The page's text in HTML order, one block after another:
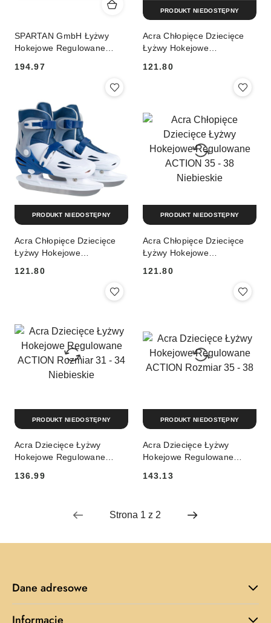
SPARTAN GmbH Łyżwy
Hokejowe Regulowane
Cena:
194.97
Acra Chłopięce Dziecięce
Łyżwy Hokejowe
Niebieskie
Cena:
121.80
PRODUKT NIEDOSTĘPNY
Acra Chłopięce Dziecięce
Łyżwy Hokejowe
34 Niebieskie
Cena:
121.80
PRODUKT NIEDOSTĘPNY
Acra Chłopięce Dziecięce
Łyżwy Hokejowe
38 Niebieskie
Cena:
121.80
PRODUKT NIEDOSTĘPNY
Acra Dziecięce Łyżwy
Hokejowe Regulowane
Niebieskie
Cena:
136.99
PRODUKT NIEDOSTĘPNY
Acra Dziecięce Łyżwy
Hokejowe Regulowane
Cena:
143.13
PRODUKT NIEDOSTĘPNY
Dane adresowe